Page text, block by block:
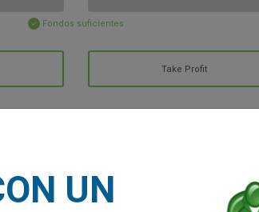
Fondos suficientes
Take Profit
Ver más >
UN